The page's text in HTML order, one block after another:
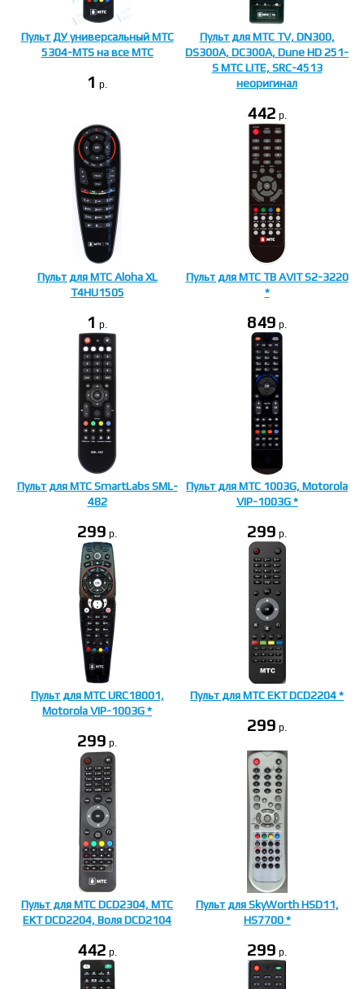
Пульт ДУ универсальный МТС
5304-MTS на все МТС
1 p.
Пульт для МТС TV, DN300,
DS300A, DC300A, Dune HD 251-
S МТС LITE, SRC-4513
неоригинал
442 p.
Пульт для МТС Aloha XL
T4HU1505
1 p.
Пульт для МТС ТВ AVIT S2-3220
*
849 p.
Пульт для МТС SmartLabs SML-
482
299 p.
Пульт для МТС 1003G, Motorola
VIP-1003G *
299 p.
Пульт для МТС URC18001,
Motorola VIP-1003G *
299 p.
Пульт для МТС EKT DCD2204 *
299 p.
Пульт для MTC DCD2304, МТС
EKT DCD2204, Воля DCD2104
442 p.
Пульт для SkyWorth HSD11,
HS7700 *
299 p.